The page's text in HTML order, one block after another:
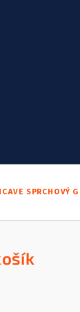
SPRCHOVÝ